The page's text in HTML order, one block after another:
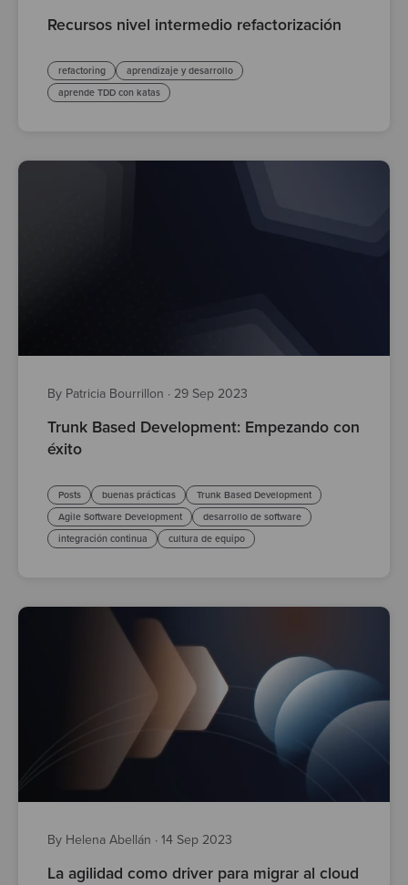
Recursos nivel intermedio refactorización
refactoring
aprendizaje y desarrollo
aprende TDD con katas
By Patricia Bourrillon · 29 Sep 2023
Trunk Based Development: Empezando con
éxito
Posts buenas prácticas
Trunk Based Development
Agile Software Development
desarrollo de software
integración continua
cultura de equipo
By Helena Abellán · 14 Sep 2023
La agilidad como driver para migrar al cloud